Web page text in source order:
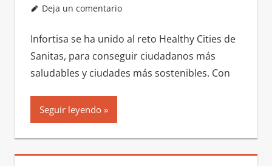
Deja un comentario
Infortisa se ha unido al reto Healthy Cities de
Sanitas, para conseguir ciudadanos más
saludables y ciudades más sostenibles. Con
Seguir leyendo